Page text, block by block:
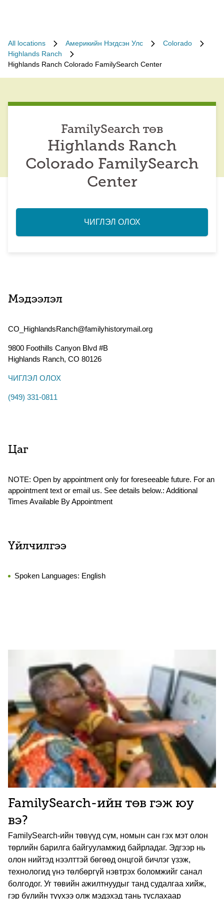
All locations Америкийн Нэгдсэн Улс
Colorado
Highlands Ranch
Highlands Ranch Colorado FamilySearch Center
FamilySearch төв
Highlands Ranch
Colorado FamilySearch
Center
ЧИГЛЭЛ ОЛОХ
Мэдээлэл
CO_HighlandsRanch@familyhistorymail.org
9800 Foothills Canyon Blvd #B
Highlands Ranch, CO 80126
ЧИГЛЭЛ ОЛОХ
(949) 331-0811
Цаг
NOTE: Open by appointment only for foreseeable future. For an
appointment text or email us. See details below.: Additional
Times Available By Appointment
Үйлчилгээ
Spoken Languages: English
FamilySearch-ийн төв гэж юу
вэ?
FamilySearch-ийн төвүүд сүм, номын сан гэх мэт олон
төрлийн барилга байгууламжид байрладаг. Эдгээр нь
олон нийтэд нээлттэй бөгөөд онцгой бичлэг үзэж,
технологид үнэ төлбөргүй нэвтрэх боломжийг санал
болгодог. Уг төвийн ажилтнуудыг танд судалгаа хийж,
гэр бүлийн түүхээ олж мэдэхэд тань туслахаар